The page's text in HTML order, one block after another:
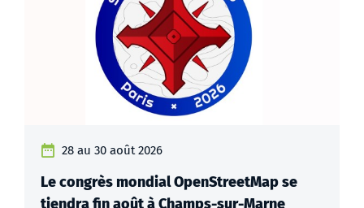
28 au 30 août 2026
Le congrès mondial OpenStreetMap se
tiendra fin août à Champs-sur-Marne